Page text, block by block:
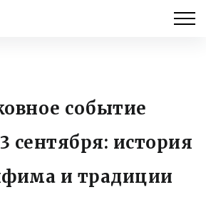
событие
сентября: история
и традиции